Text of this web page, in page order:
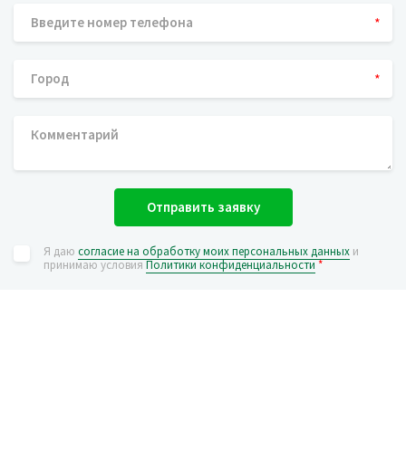
*
*
Отправить заявку
Я даю согласие на обработку моих персональных данных и
принимаю условияПолитики конфиденциальности*